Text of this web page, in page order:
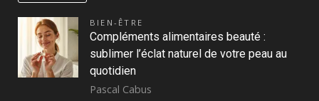
BIEN-ÊTRE
Compléments alimentaires beauté :
sublimer l’éclat naturel de votre peau au
quotidien
Pascal Cabus